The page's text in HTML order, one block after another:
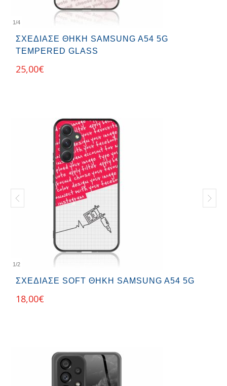
1/4
ΣΧΕΔΊΑΣΕ ΘΉΚΗ SAMSUNG A54 5G
TEMPERED GLASS
25,00€
1/2
ΣΧΕΔΊΑΣΕ SOFT ΘΉΚΗ SAMSUNG A54 5G
18,00€